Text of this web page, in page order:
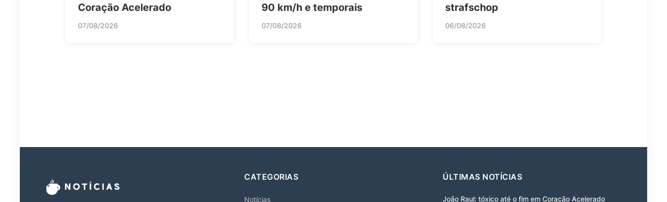
Coração Acelerado
07/08/2026
90 km/h e temporais
07/08/2026
strafschop
06/08/2026
CATEGORIAS
Notícias
ÚLTIMAS NOTÍCIAS
João Raul: tóxico até o fim em Coração Acelerado